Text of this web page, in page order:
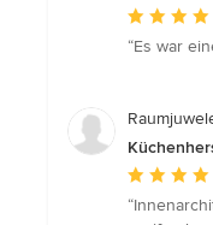
Bewertung:
5
“Es war
Bewertung: